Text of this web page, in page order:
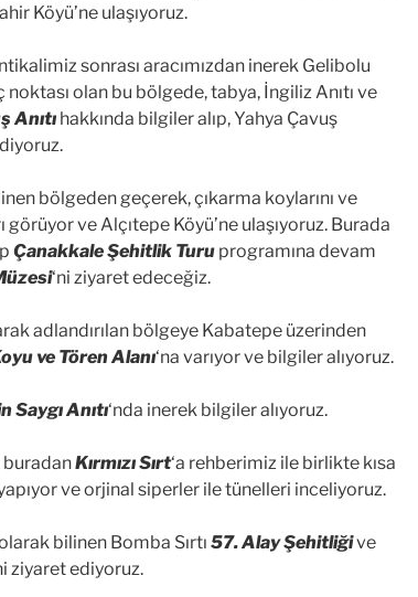
Köyü’ne ulaşıyoruz.
sonrası aracımızdan inerek Gelibolu
noktası olan bu bölgede, tabya, İngiliz Anıtı ve
Anıtı hakkında bilgiler alıp, Yahya Çavuş
bölgeden geçerek, çıkarma koylarını ve
görüyor ve Alçıtepe Köyü’ne ulaşıyoruz. Burada
Çanakkale Şehitlik Turu programına devam
‘ni ziyaret edeceğiz.
adlandırılan bölgeye Kabatepe üzerinden
ve Tören Alanı‘na varıyor ve bilgiler alıyoruz.
Anıtı‘nda inerek bilgiler alıyoruz.
buradanKırmızı Sırt‘a rehberimiz ile birlikte kısa
ve orjinal siperler ile tünelleri inceliyoruz.
bilinen Bomba Sırtı 57. Alay Şehitliğive
ziyaret ediyoruz.